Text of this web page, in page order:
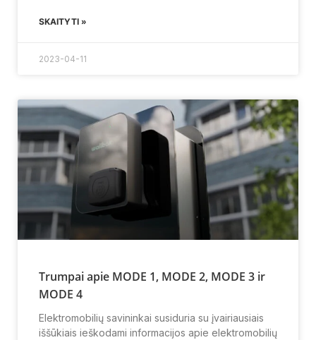
SKAITYTI »
2023-04-11
Trumpai apie MODE 1, MODE 2, MODE 3 ir
MODE 4
Elektromobilių savininkai susiduria su įvairiausiais
iššūkiais ieškodami informacijos apie elektromobilių